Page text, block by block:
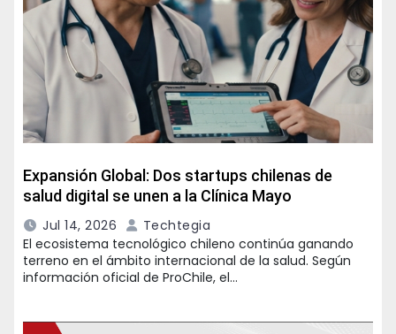
Expansión Global: Dos startups chilenas de
salud digital se unen a la Clínica Mayo
Jul 14, 2026
Techtegia
El ecosistema tecnológico chileno continúa ganando
terreno en el ámbito internacional de la salud. Según
información oficial de ProChile, el…